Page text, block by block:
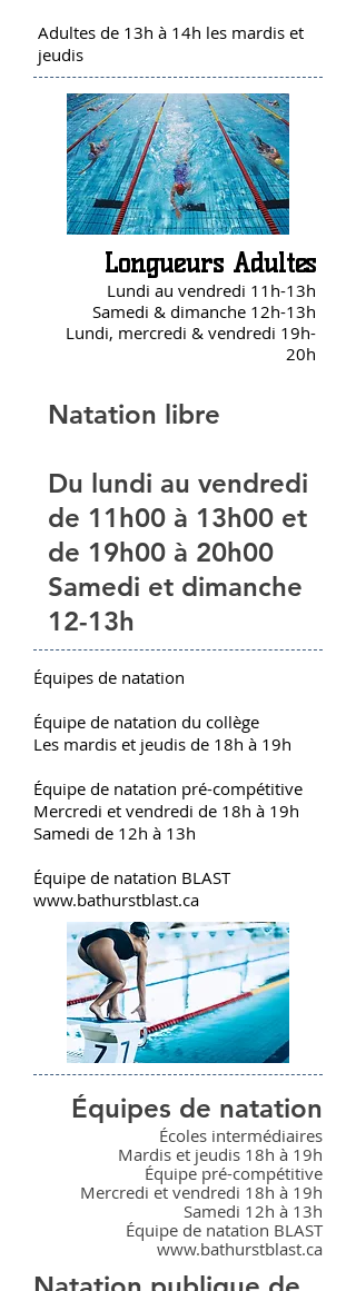
Adultes de 13h à 14h les mardis et
jeudis
Longueurs Adultes
Lundi au vendredi 11h-13h
Samedi & dimanche 12h-13h
Lundi, mercredi & vendredi 19h-
20h
Natation libre
Du lundi au vendredi
de 11h00 à 13h00 et
de 19h00 à 20h00
Samedi et dimanche
12-13h
Équipes de natation
Équipe de natation du collège
Les mardis et jeudis de 18h à 19h
Équipe de natation pré-compétitive
Mercredi et vendredi de 18h à 19h
Samedi de 12h à 13h
Équipe de natation BLAST
www.bathurstblast.ca
Équipes de natation
Écoles intermédiaires
Mardis et jeudis 18h à 19h
Équipe pré-compétitive
Mercredi et vendredi 18h à 19h
Samedi 12h à 13h
Équipe de natation BLAST
www.bathurstblast.ca